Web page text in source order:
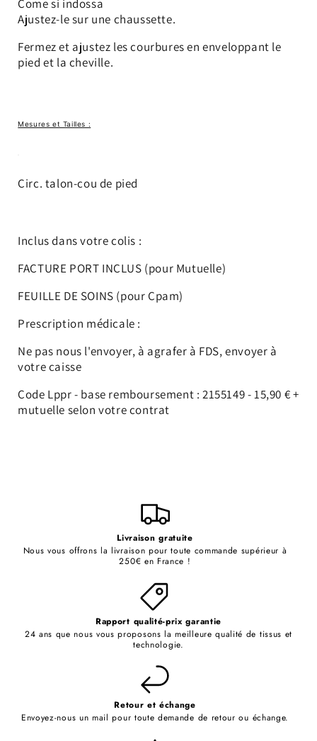
Come si indossa
Ajustez-le sur une chaussette.
Fermez et ajustez les courbures en enveloppant le
pied et la cheville.
Mesures et Tailles :
Circ. talon-cou de pied
Inclus dans votre colis :
FACTURE PORT INCLUS (pour Mutuelle)
FEUILLE DE SOINS (pour Cpam)
Prescription médicale :
Ne pas nous l'envoyer, à agrafer à FDS, envoyer à
votre caisse
Code Lppr - base remboursement : 2155149 - 15,90 € +
mutuelle selon votre contrat
Livraison gratuite
Nous vous offrons la livraison pour toute commande supérieur à
250€ en France !
Rapport qualité-prix garantie
24 ans que nous vous proposons la meilleure qualité de tissus et
technologie.
Retour et échange
Envoyez-nous un mail pour toute demande de retour ou échange.